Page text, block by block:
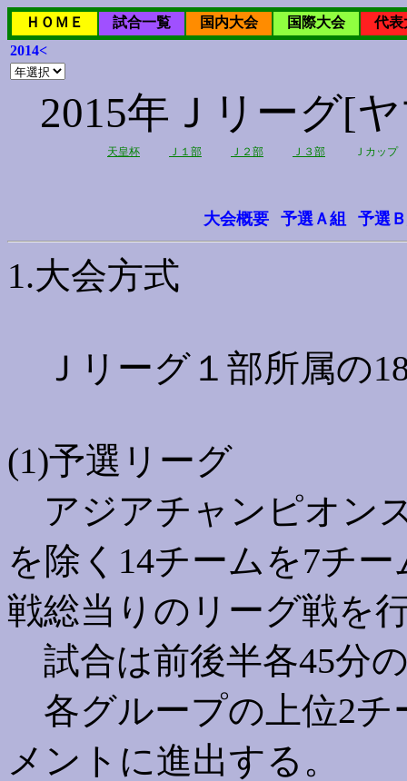
ＨＯＭＥ 試合一覧 国内大会 国際大会
代表
2014<
2015年Ｊリーグ[
天皇杯 Ｊ１部 Ｊ２部 Ｊ３部 Ｊカップ
大会概要 予選Ａ組 予選
1.大会方式
Ｊリーグ１部所属の
(1)予選リーグ
アジアチャンピオン
を除く14チームを7チ
戦総当りのリーグ戦を
試合は前後半各45分
各グループの上位2チ
メントに進出する。